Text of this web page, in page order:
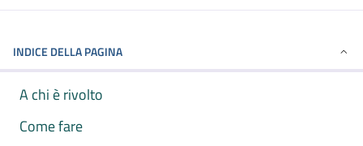
INDICE DELLA PAGINA
A chi è rivolto
Come fare